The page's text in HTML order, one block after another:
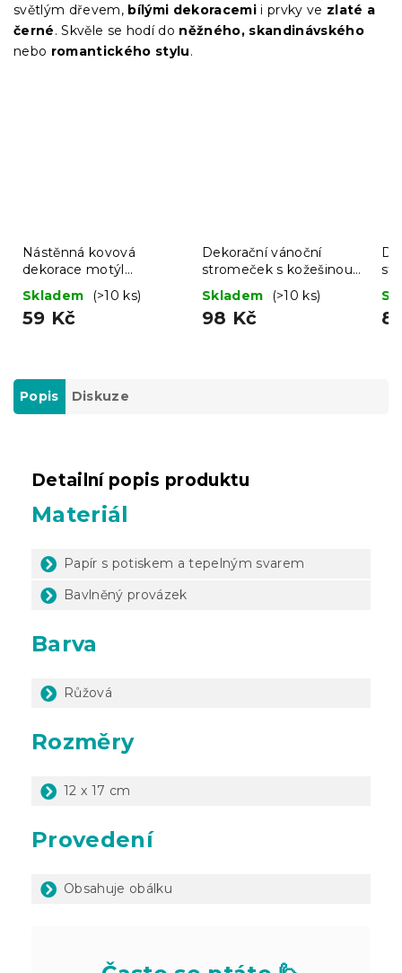
světlým dřevem, bílými dekoracemi i prvky ve zlaté a
černé. Skvěle se hodí do něžného, skandinávského
nebo romantického stylu.
Nástěnná kovová
dekorace motýl
BUTTERFLY 40 cm -
více barev
Skladem (>10 ks)
59 Kč
Dekorační vánoční
stromeček s kožešinou
LUSH 41 cm - různé
barvy
Skladem (>10 ks)
98 Kč
Popis Diskuze
Detailní popis produktu
Materiál
Papír s potiskem a tepelným svarem
Bavlněný provázek
Barva
Růžová
Rozměry
12 x 17 cm
Provedení
Obsahuje obálku